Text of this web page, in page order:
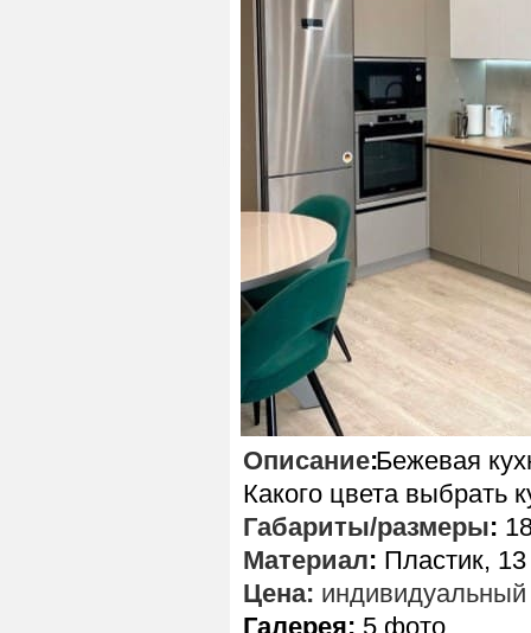
Описание:
Какого цвета выбрать
Габариты/размеры:
Материал: Пластик,
Цена: индивидуальный
Галерея: 5 фото
Бежевая